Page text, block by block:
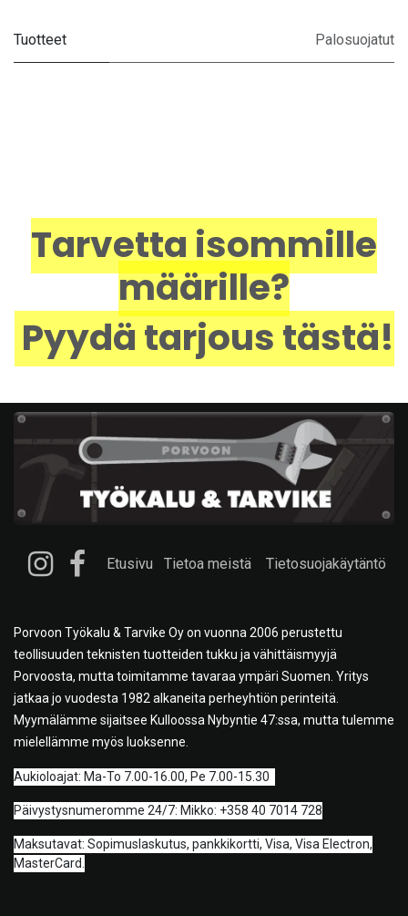
Tuotteet Palosuojatut
Tarvetta isommille
määrille?
Pyydä tarjous tästä!
Etusivu Tietoa meistä Tietosuojakäytäntö
Porvoon Työkalu & Tarvike Oy on vuonna 2006 perustettu
teollisuuden teknisten tuotteiden tukku ja vähittäismyyjä
Porvoosta, mutta toimitamme tavaraa ympäri Suomen. Yritys
jatkaa jo vuodesta 1982 alkaneita perheyhtiön perinteitä.
Myymälämme sijaitsee Kulloossa Nybyntie 47:ssa, mutta tulemme
mielellämme myös luoksenne.
Aukioloajat: Ma-To 7.00-16.00, Pe 7.00-15.30
Päivystysnumeromme 24/7: Mikko: +358 40 7014 728
Maksutavat: Sopimuslaskutus, pankkikortti, Visa, Visa Electron,
MasterCard.